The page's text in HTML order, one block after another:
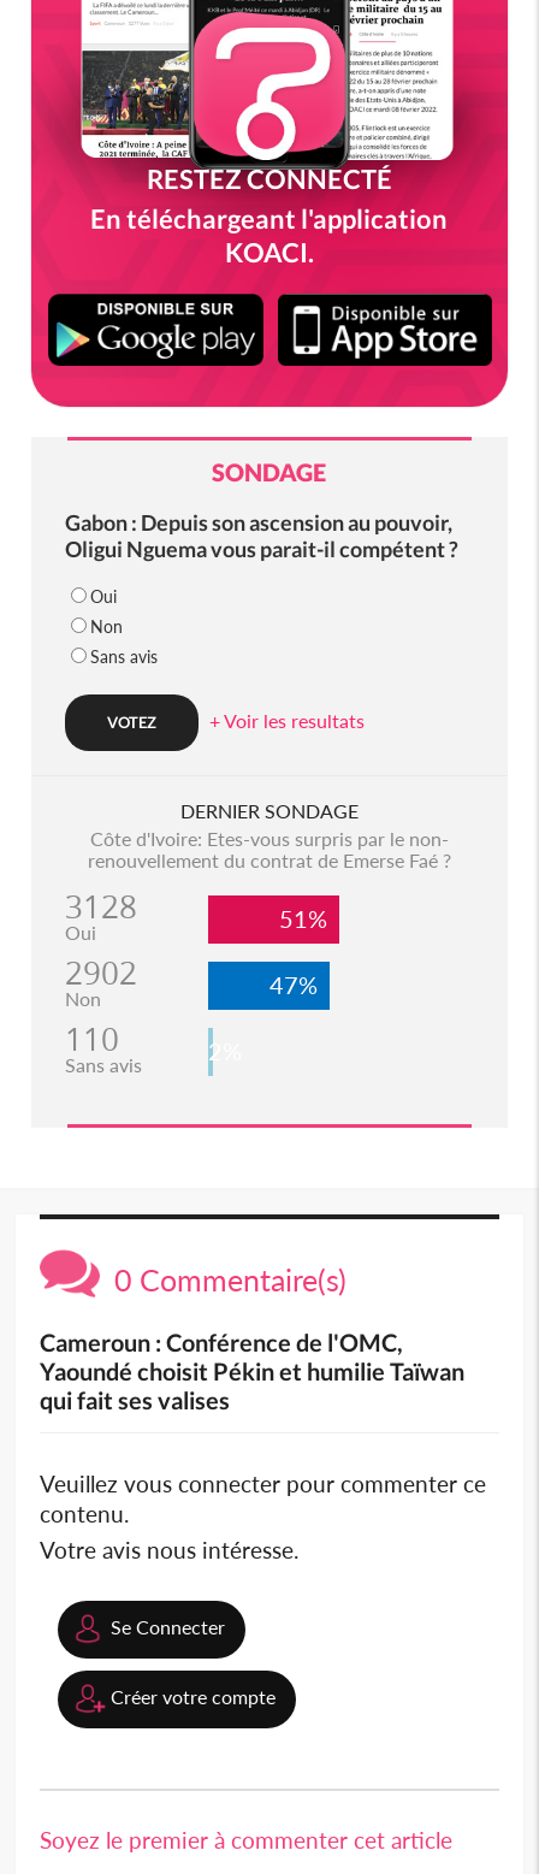
RESTEZ CONNECTÉ
En téléchargeant l'application
KOACI.
SONDAGE
Gabon : Depuis son ascension au pouvoir,
Oligui Nguema vous parait-il compétent ?
Oui
Non
Sans avis
+ Voir les resultats
DERNIER SONDAGE
Côte d'Ivoire: Etes-vous surpris par le non-
renouvellement du contrat de Emerse Faé ?
3128
Oui 51%
2902
Non 47%
110
Sans avis 2%
0 Commentaire(s)
Cameroun : Conférence de l'OMC,
Yaoundé choisit Pékin et humilie Taïwan
qui fait ses valises
Veuillez vous connecter pour commenter ce
contenu.
Votre avis nous intéresse.
Se Connecter
Créer votre compte
Soyez le premier à commenter cet article